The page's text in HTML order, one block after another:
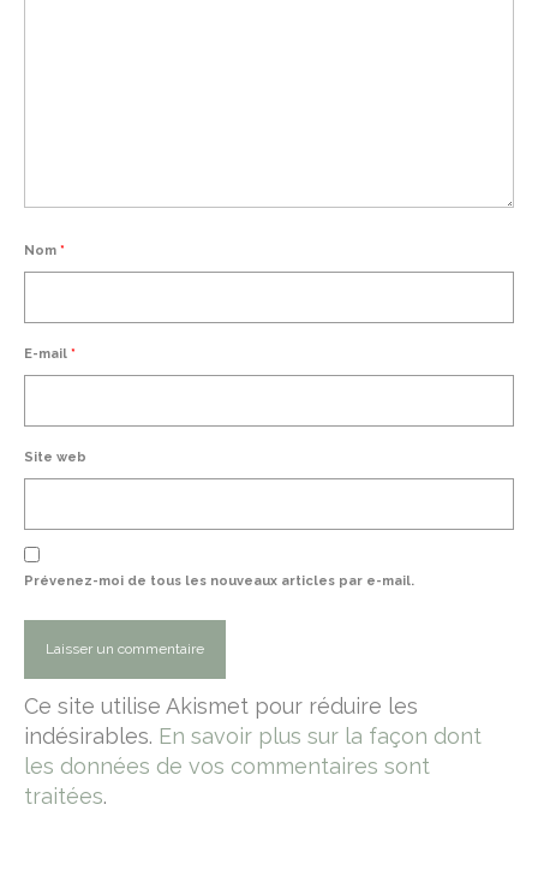
Nom *
E-mail *
Site web
Prévenez-moi de tous les nouveaux articles par e-mail.
Ce site utilise Akismet pour réduire les
indésirables. En savoir plus sur la façon dont
les données de vos commentaires sont
traitées.